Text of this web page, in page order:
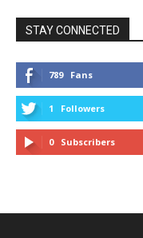
STAY CONNECTED
789 Fans
1 Followers
0 Subscribers